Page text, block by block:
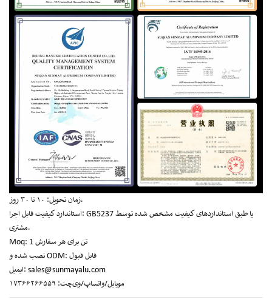
زمان تحویل: ۱۰ تا ۳۰ روز.
استاندارد کیفیت قابل اجرا: GB5237 یا طبق استانداردهای کیفیت مشخص شده توسط
مشتری.
Moq: 1 تن برای هر سفارش
نصب شده و ODM: قابل قبول
ایمیل: sales@sunmayalu.com
موبایل/واتساپ/وی‌چت: ۱۷۳۶۶۲۶۶۵۵۹